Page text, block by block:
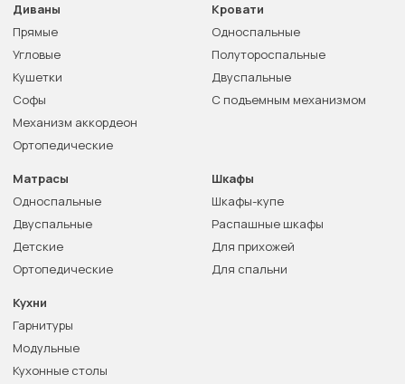
Диваны
Прямые
Угловые
Кушетки
Софы
Механизм аккордеон
Ортопедические
Кровати
Односпальные
Полутороспальные
Двуспальные
С подъемным механизмом
Матрасы
Односпальные
Двуспальные
Детские
Ортопедические
Шкафы
Шкафы-купе
Распашные шкафы
Для прихожей
Для спальни
Кухни
Гарнитуры
Модульные
Кухонные столы